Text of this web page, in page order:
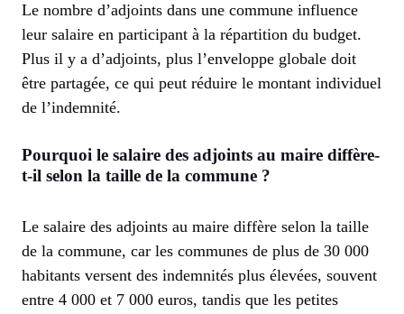
Le nombre d’adjoints dans une commune influence
leur salaire en participant à la répartition du budget.
Plus il y a d’adjoints, plus l’enveloppe globale doit
être partagée, ce qui peut réduire le montant individuel
de l’indemnité.
Pourquoi le salaire des adjoints au maire diffère-
t-il selon la taille de la commune ?
Le salaire des adjoints au maire diffère selon la taille
de la commune, car les communes de plus de 30 000
habitants versent des indemnités plus élevées, souvent
entre 4 000 et 7 000 euros, tandis que les petites